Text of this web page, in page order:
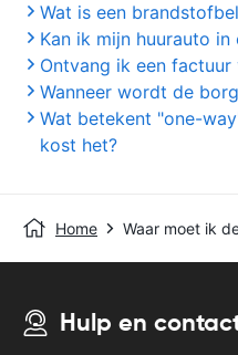
Wat is een
Kan ik mijn huurauto in
Ontvang ik een
Wanneer wordt de
Wat betekent "one-
kost het?
Home Waar moet ik
Hulp en